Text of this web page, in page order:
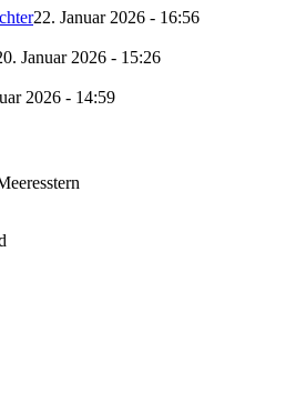
22. Januar 2026 - 16:56
Januar 2026 - 15:26
2026 - 14:59